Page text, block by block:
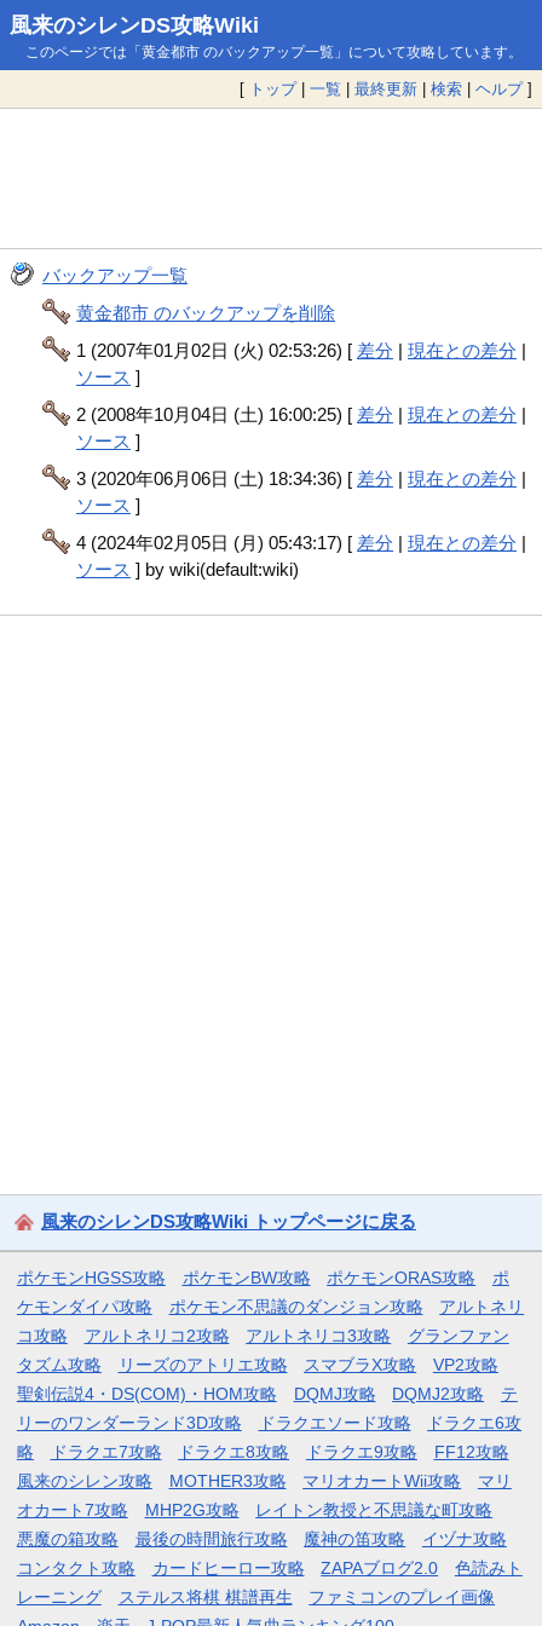
風来のシレンDS攻略Wiki
このページでは「黄金都市 のバックアップ一覧」について攻略しています。
[ トップ| 一覧 | 最終更新 | 検索 | ヘルプ]
バックアップ一覧
黄金都市 のバックアップを削除
1 (2007年01月02日 (火) 02:53:26) [ 差分 |現在との差分 |
ソース ]
2 (2008年10月04日 (土) 16:00:25) [ 差分 |現在との差分 |
ソース ]
3 (2020年06月06日 (土) 18:34:36) [ 差分 |現在との差分 |
ソース ]
4 (2024年02月05日 (月) 05:43:17) [ 差分 |現在との差分 |
ソース ] by wiki(default:wiki)
風来のシレンDS攻略Wiki トップページに戻る
ポケモンHGSS攻略 ポケモンBW攻略 ポケモンORAS攻略
ポ
ケモンダイパ攻略
ポケモン不思議のダンジョン攻略
アルトネリ
コ攻略
アルトネリコ2攻略 アルトネリコ3攻略
グランファン
タズム攻略
リーズのアトリエ攻略 スマブラX攻略
VP2攻略
聖剣伝説4・DS(COM)・HOM攻略
DQMJ攻略 DQMJ2攻略
テ
リーのワンダーランド3D攻略
ドラクエソード攻略
ドラクエ6攻
略
ドラクエ7攻略 ドラクエ8攻略 ドラクエ9攻略
FF12攻略
風来のシレン攻略
MOTHER3攻略 マリオカートWii攻略
マリ
オカート7攻略
MHP2G攻略
レイトン教授と不思議な町攻略
悪魔の箱攻略
最後の時間旅行攻略 魔神の笛攻略
イヅナ攻略
コンタクト攻略
カードヒーロー攻略 ZAPAブログ2.0
色読みト
レーニング
ステルス将棋 棋譜再生
ファミコンのプレイ画像